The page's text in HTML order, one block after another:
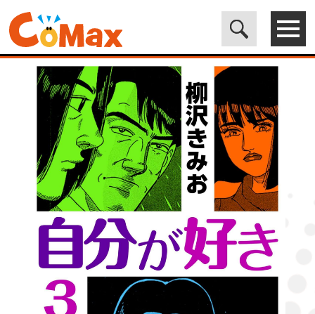
電子書籍マンガ CoMax(コマックス)公式サイト - 株式会社ICE>
LEGEND> 自分が好き3